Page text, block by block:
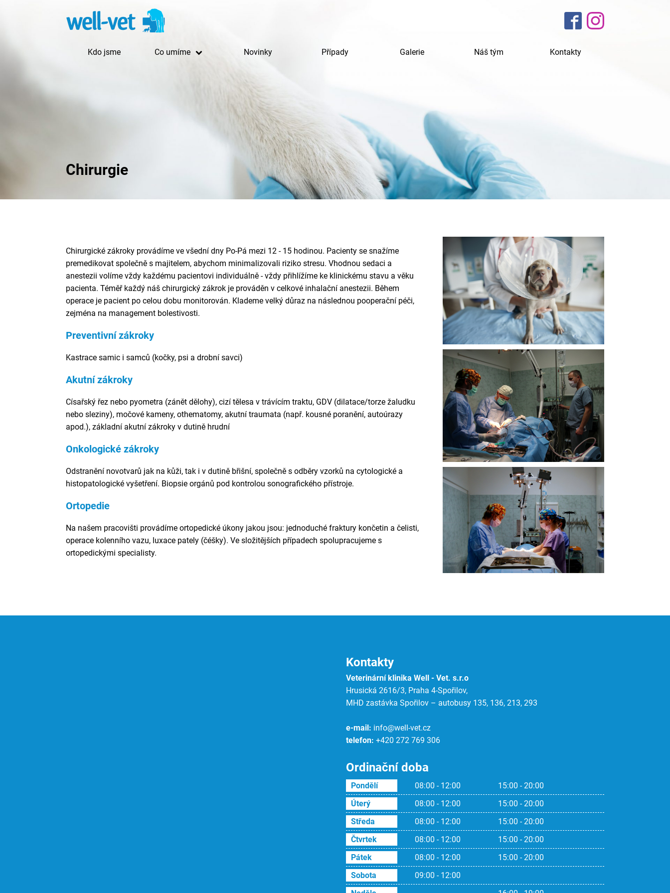
Kdo jsme Co umíme Novinky Případy Galerie Náš tým Kontakty
Chirurgie
Chirurgické zákroky provádíme ve všední dny Po-Pá mezi 12 - 15 hodinou. Pacienty se snažíme
premedikovat společně s majitelem, abychom minimalizovali riziko stresu. Vhodnou sedaci a
anestezii volíme vždy každému pacientovi individuálně - vždy přihlížíme ke klinickému stavu a věku
pacienta. Téměř každý náš chirurgický zákrok je prováděn v celkové inhalační anestezii. Během
operace je pacient po celou dobu monitorován. Klademe velký důraz na následnou pooperační péči,
zejména na management bolestivosti.
Preventivní zákroky
Kastrace samic i samců (kočky, psi a drobní savci)
Akutní zákroky
Císařský řez nebo pyometra (zánět dělohy), cizí tělesa v trávícím traktu, GDV (dilatace/torze žaludku
nebo sleziny), močové kameny, othematomy, akutní traumata (např. kousné poranění, autoúrazy
apod.), základní akutní zákroky v dutině hrudní
Onkologické zákroky
Odstranění novotvarů jak na kůži, tak i v dutině břišní, společně s odběry vzorků na cytologické a
histopatologické vyšetření. Biopsie orgánů pod kontrolou sonografického přístroje.
Ortopedie
Na našem pracovišti provádíme ortopedické úkony jakou jsou: jednoduché fraktury končetin a čelisti,
operace kolenního vazu, luxace pately (čéšky). Ve složitějších případech spolupracujeme s
ortopedickými specialisty.
Kontakty
Veterinární klinika Well - Vet. s.r.o
Hrusická 2616/3, Praha 4-Spořilov,
MHD zastávka Spořilov – autobusy 135, 136, 213, 293
e-mail: info@well-vet.cz
telefon: +420 272 769 306
Ordinační doba
Pondělí 08:00 - 12:00
15:00 - 20:00
Úterý
08:00 - 12:00
15:00 - 20:00
Středa
08:00 - 12:00
15:00 - 20:00
Čtvrtek
08:00 - 12:00
15:00 - 20:00
Pátek
08:00 - 12:00
15:00 - 20:00
Sobota
09:00 - 12:00